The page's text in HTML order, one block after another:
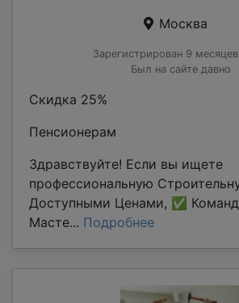
Москва
Зарегистрирован 9 месяцев
Был на сайте давно
Скидка 25%
Пенсионерам
Здравствуйте! Если вы ищете
профессиональную
Доступными Ценами, ✅
Масте... Подробнее